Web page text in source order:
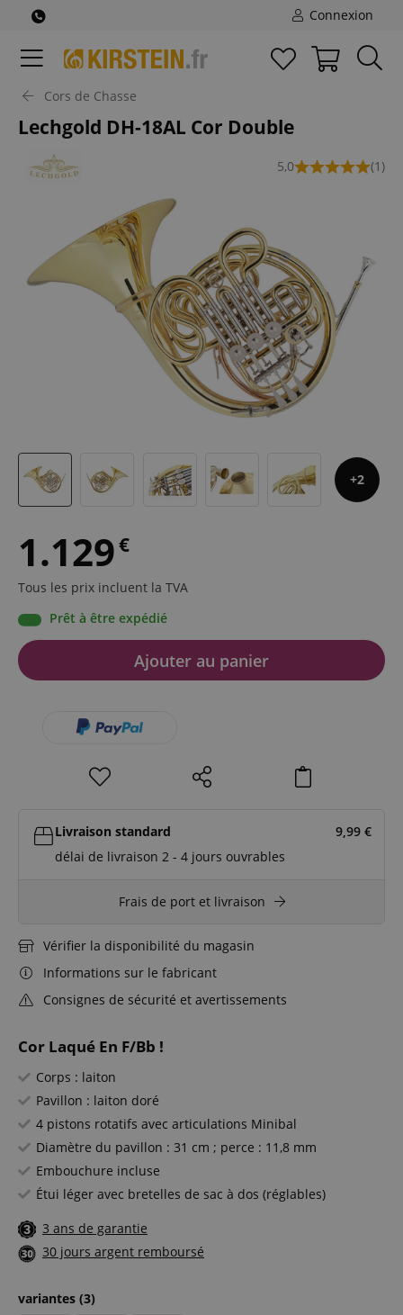
Connexion
Cors de Chasse
Lechgold DH-18AL Cor Double
5,0 (1)
2
Cor Laqué En F/Bb !
Corps : laiton
Pavillon : laiton doré
4 pistons rotatifs avec articulations Minibal
Diamètre du pavillon : 31 cm ; perce : 11,8 mm
Embouchure incluse
Étui léger avec bretelles de sac à dos (réglables)
3 ans de garantie
30 jours argent remboursé
variantes (3)
1.129€
Tous les prix incluent la TVA
Prêt à être expédié
Ajouter au panier
Livraison standard 9,99 €
délai de livraison 2 - 4 jours ouvrables
Frais de port et livraison
Vérifier la disponibilité du magasin
Informations sur le fabricant
Consignes de sécurité et avertissements